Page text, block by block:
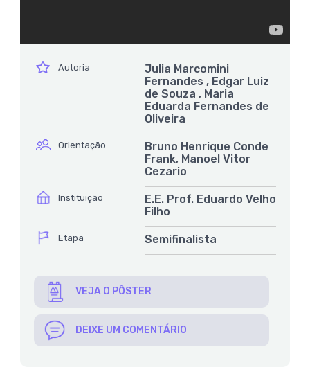
íconeAutoria
Julia Marcomini
Fernandes , Edgar Luiz
de Souza , Maria
Eduarda Fernandes de
Oliveira
íconeOrientação
Bruno Henrique Conde
Frank, Manoel Vitor
Cezario
íconeInstituição
E.E. Prof. Eduardo Velho
Filho
íconeEtapa Semifinalista
VEJA O PÔSTER
DEIXE UM COMENTÁRIO